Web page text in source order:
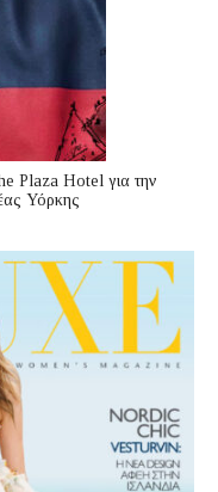
Plaza Hotel για την
Υόρκης